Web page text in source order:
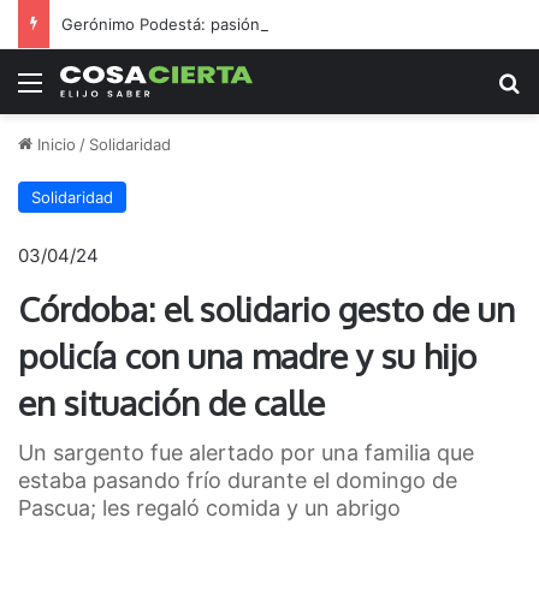
Menú
Inicio / Solidaridad
Solidaridad
03/04/24
Córdoba: el solidario gesto de un
policía con una madre y su hijo
en situación de calle
Un sargento fue alertado por una familia que
estaba pasando frío durante el domingo de
Pascua; les regaló comida y un abrigo